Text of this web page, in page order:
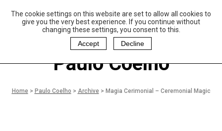
The cookie settings on this website are set to allow all cookies to
give you the very best experience. If you continue without
changing these settings, you consent to this.
Accept
Decline
aulo Coelho and
Christina Oiticica
oundation
Paulo Coelho
Home> Paulo Coelho > Archive> Magia Cerimonial – Ceremonial Magic